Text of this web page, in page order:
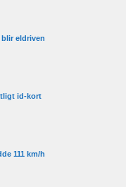
blir eldriven
id-kort
111 km/h